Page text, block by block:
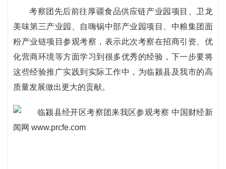
考察团先后前往厚疆食品供应链产业园项目、卫龙
美味第三产业园、自嗨锅中部产业园项目、中粮集团面
粉产业链项目参观考察，表示此次考察在招商引资、优
化营商环境等方面学习到很多优秀的经验，下一步要将
这些经验推广实践到实际工作中，为临颍县及我市的高
质量发展做出更大的贡献。